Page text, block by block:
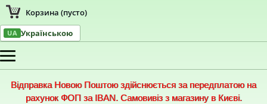
Корзина (пусто)
UA Українською
Меню
Відправка Новою Поштою здійснюється за передплатою на
рахунок ФОП за IBAN. Самовивіз з магазину в Києві.